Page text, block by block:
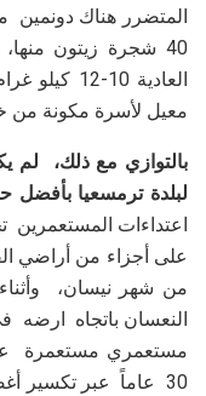
40 شجرة زيتون
العادية
معيل لأسرة مكونة من
بالتوازي مع ذلك، لم
لبلدة ترمسعيا بأفضل
اعتداءات
من شهر نيسان،
النعسان باتجاه ارضه
30 عاماً عبر تكسير